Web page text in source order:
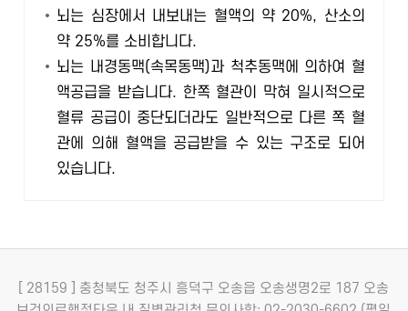
뇌는 심장에서 내보내는 혈액의 약 20%, 산소의
약 25%를 소비합니다.
뇌는 내경동맥(속목동맥)과 척추동맥에 의하여 혈
액공급을 받습니다. 한쪽 혈관이 막혀 일시적으로
혈류 공급이 중단되더라도 일반적으로 다른 쪽 혈
관에 의해 혈액을 공급받을 수 있는 구조로 되어
있습니다.
[ 28159 ] 충청북도 청주시 흥덕구 오송읍 오송생명2로 187 오송